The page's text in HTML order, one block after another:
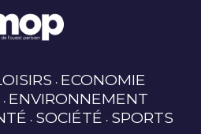
ECONOMIE
ENVIRONNEMENT
SOCIÉTÉ SPORTS